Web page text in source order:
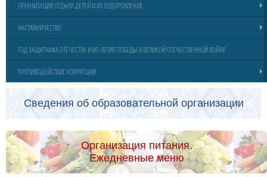
ОРГАНИЗАЦИЯ ОТДЫХА ДЕТЕЙ И ИХ ОЗДОРОВЛЕНИЕ
НАСТАВНИЧЕСТВО
ГОД ЗАЩИТНИКА ОТЕЧЕСТВА И 80-ЛЕТИЯ ПОБЕДЫ В ВЕЛИКОЙ ОТЕЧЕСТВЕННОЙ ВОЙНЕ
ПРОТИВОДЕЙСТВИЕ КОРРУПЦИИ
Сведения об образовательной организации
Организация питания.
Ежедневные меню